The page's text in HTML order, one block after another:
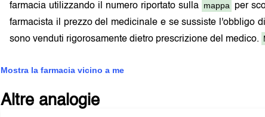
farmacia utilizzando il numero riportato sulla mappa per
farmacista il prezzo del medicinale e se sussiste l'obbligo
sono venduti rigorosamente dietro prescrizione del medico.
Mostra la farmacia vicino a me
Altre analogie